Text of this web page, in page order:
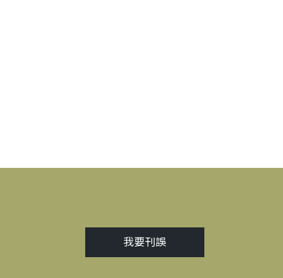
我要刊誤